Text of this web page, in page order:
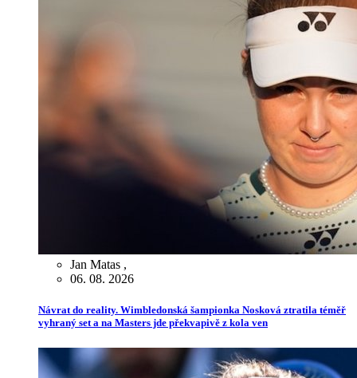
Jan Matas ,
06. 08. 2026
Návrat do reality. Wimbledonská šampionka Nosková ztratila téměř
vyhraný set a na Masters jde překvapivě z kola ven